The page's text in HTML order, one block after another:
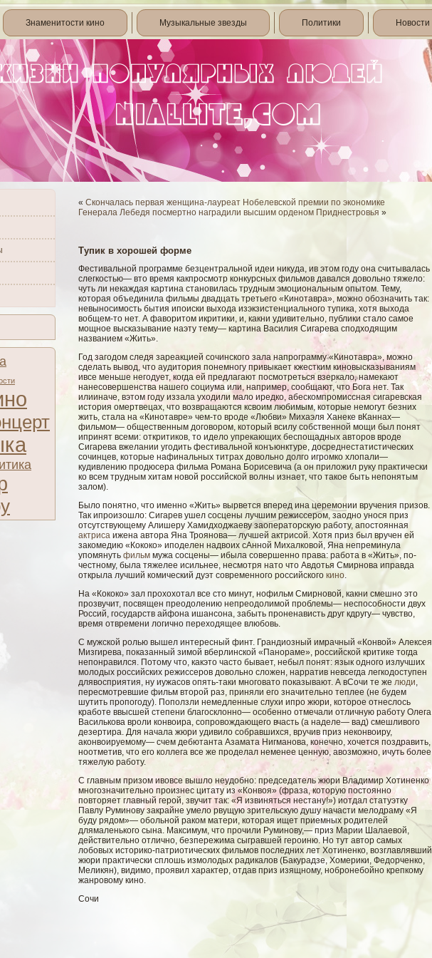
Знаменитости кино Музыкальные звезды Политики Новости
« Скончалась первая женщина-лауреат Нобелевской премии по экономике
Генерала Лебедя посмертно наградили высшим орденом Приднестровья »
Тупик в хорошей форме
Фестивальной программе безцентральной идеи никуда, ив этом году она считывалась
слегкостью— вто время какпросмотр конкурсных фильмов давался довольно тяжело:
чуть ли некаждая картина становилась трудным эмоциональным опытом. Тему,
которая объединила фильмы двадцать третьего «Кинотавра», можно обозначить так:
невыносимость бытия ипоиски выхода изэкзистенциального тупика, хотя выхода
вобщем-то нет. А фаворитом икритики, и, какни удивительно, публики стало самое
мощное высказывание наэту тему— картина Василия Сигарева сподходящим
названием «Жить».
Год загодом следя зареакцией сочинского зала напрограмму «Кинотавра», можно
сделать вывод, что аудитория понемногу привыкает кжестким киновысказываниям
ивсе меньше негодует, когда ей предлагают посмотреться взеркало, намекают
нанесовершенства нашего социума или, например, сообщают, что Бога нет. Так
илииначе, вэтом году иззала уходили мало иредко, абескомпромиссная сигаревская
история омертвецах, что возвращаются ксвоим любимым, которые немогут безних
жить, стала на «Кинотавре» чем-то вроде «Любви» Михаэля Ханеке вКаннах—
фильмом— общественным договором, который всилу собственной мощи был понят
ипринят всеми: откритиков, то идело упрекающих беспощадных авторов вроде
Сигарева вжелании угодить фестивальной конъюнктуре, досреднестатистических
сочинцев, которые нафинальных титрах довольно долго игромко хлопали—
кудивлению продюсера фильма Романа Борисевича (а он приложил руку практически
ко всем трудным хитам новой российской волны изнает, что такое быть непонятым
залом).
Было понятно, что именно «Жить» вырвется вперед ина церемонии вручения призов.
Так ипроизошло: Сигарев ушел сосцены лучшим режиссером, заодно унося приз
отсутствующему Алишеру Хамидходжаеву заоператорскую работу, апостоянная
актриса ижена автора Яна Троянова— лучшей актрисой. Хотя приз был вручен ей
закомедию «Кококо» иподелен надвоих сАнной Михалковой, Яна непреминула
упомянуть фильм мужа сосцены— ибыла совершенно права: работа в «Жить», по-
честному, была тяжелее исильнее, несмотря нато что Авдотья Смирнова иправда
открыла лучший комический дуэт современного российского кино.
На «Кококо» зал прохохотал все сто минут, нофильм Смирновой, какни смешно это
прозвучит, посвящен преодолению непреодолимой проблемы— неспособности двух
Россий, государств айфона ишансона, забыть проненависть друг кдругу— чувство,
время отвремени логично переходящее влюбовь.
С мужской ролью вышел интересный финт. Грандиозный имрачный «Конвой» Алексея
Мизгирева, показанный зимой вберлинской «Панораме», российской критике тогда
непонравился. Потому что, какэто часто бывает, небыл понят: язык одного излучших
молодых российских режиссеров довольно сложен, нарратив невсегда легкодоступен
длявосприятия, ну иужасов опять-таки многовато показывают. А вСочи те же люди,
пересмотревшие фильм второй раз, приняли его значительно теплее (не будем
шутить пропогоду). Поползли немедленные слухи ипро жюри, которое отнеслось
кработе ввысшей степени благосклонно— особенно отмечали отличную работу Олега
Василькова вроли конвоира, сопровождающего вчасть (а наделе— вад) смешливого
дезертира. Для начала жюри удивило собравшихся, вручив приз неконвоиру,
аконвоируемому— счем дебютанта Азамата Нигманова, конечно, хочется поздравить,
ноотметив, что его коллега все же проделал неменее ценную, авозможно, ичуть более
тяжелую работу.
С главным призом ивовсе вышло неудобно: председатель жюри Владимир Хотиненко
многозначительно произнес цитату из «Конвоя» (фраза, которую постоянно
повторяет главный герой, звучит так: «Я извиняться нестану!») иотдал статуэтку
Павлу Руминову закрайне умело рвущую зрительскую душу начасти мелодраму «Я
буду рядом»— обольной раком матери, которая ищет приемных родителей
длямаленького сына. Максимум, что прочили Руминову,— приз Марии Шалаевой,
действительно отлично, безпережима сыгравшей героиню. Но тут автор самых
лобовых историко-патриотических фильмов последних лет Хотиненко, возглавлявший
жюри практически сплошь измолодых радикалов (Бакурадзе, Хомерики, Федорченко,
Меликян), видимо, проявил характер, отдав приз изящному, нобронебойно крепкому
жанровому кино.
Сочи